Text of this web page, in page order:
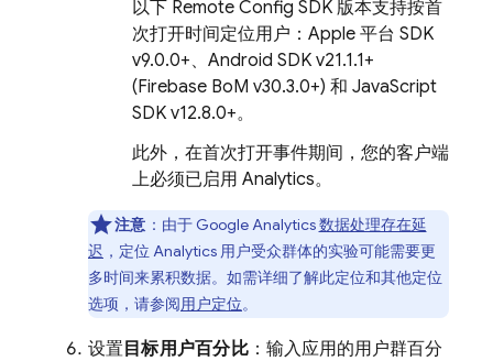
以下 Remote Config SDK 版本支持按首
次打开时间定位用户：Apple 平台 SDK
v9.0.0+、Android SDK v21.1.1+
(Firebase BoM v30.3.0+) 和 JavaScript
SDK v12.8.0+。
此外，在首次打开事件期间，您的客户端
上必须已启用 Analytics。
注意 ：由于 Google Analytics数据处理存在延
迟 ，定位 Analytics 用户受众群体的实验可能需要更
多时间来累积数据。如需详细了解此定位和其他定位
选项，请参阅用户定位。
设置 目标用户百分比：输入应用的用户群百分